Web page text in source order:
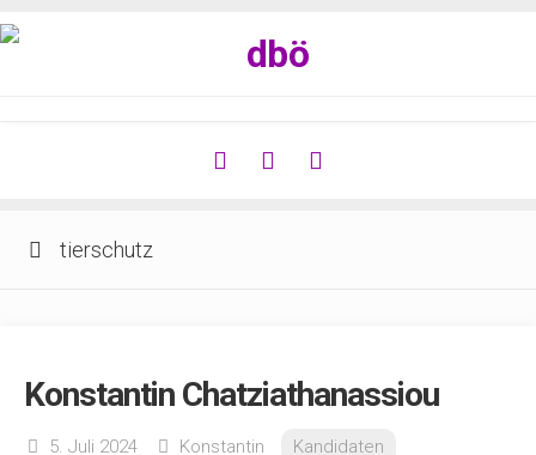
Inhalt
tierschutz
Konstantin Chatziathanassiou
5. Juli 2024 Konstantin Kandidaten